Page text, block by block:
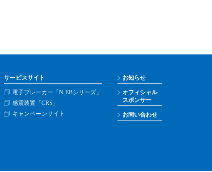
サービスサイト
電子ブレーカー「N-EBシリーズ」
感震装置「CRS」
キャンペーンサイト
お知らせ
オフィシャル
スポンサー
お問い合わせ